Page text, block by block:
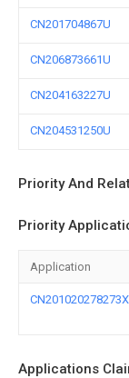
CN201704867U
CN206873661U
CN204163227U
CN204531250U
Priority And
Priority
Application
Applications